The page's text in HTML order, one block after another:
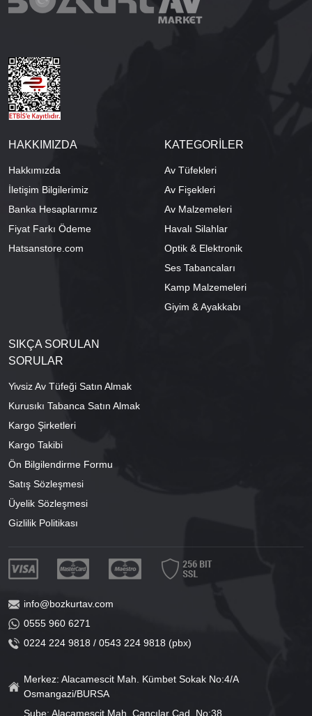
HAKKIMIZDA
Hakkımızda
İletişim Bilgilerimiz
Banka Hesaplarımız
Fiyat Farkı Ödeme
Hatsanstore.com
KATEGORİLER
Av Tüfekleri
Av Fişekleri
Av Malzemeleri
Havalı Silahlar
Optik & Elektronik
Ses Tabancaları
Kamp Malzemeleri
Giyim & Ayakkabı
SIKÇA SORULAN
SORULAR
Yivsiz Av Tüfeği Satın Almak
Kurusıkı Tabanca Satın Almak
Kargo Şirketleri
Kargo Takibi
Ön Bilgilendirme Formu
Satış Sözleşmesi
Üyelik Sözleşmesi
Gizlilik Politikası
info@bozkurtav.com
0555 960 6271
0224 224 9818 / 0543 224 9818 (pbx)
Merkez: Alacamescit Mah. Kümbet Sokak No:4/A
Osmangazi/BURSA
Şube: Alacamescit Mah. Çancılar Cad. No:38